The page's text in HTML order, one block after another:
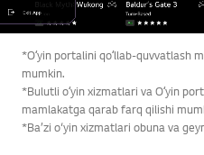
*Oʻyin portalini qoʻllab-quvvatlash
mumkin.
*Bulutli oʻyin xizmatlari va Oʻyin
mamlakatga qarab farq qilishi
*Ba’zi o‘yin xizmatlari obuna va